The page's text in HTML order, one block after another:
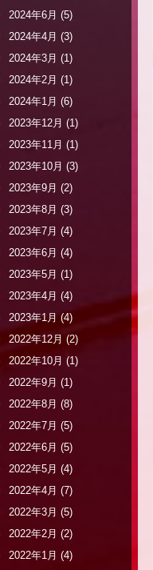
2024年6月 (5)
2024年4月 (3)
2024年3月 (1)
2024年2月 (1)
2024年1月 (6)
2023年12月 (1)
2023年11月 (1)
2023年10月 (3)
2023年9月 (2)
2023年8月 (3)
2023年7月 (4)
2023年6月 (4)
2023年5月 (1)
2023年4月 (4)
2023年1月 (4)
2022年12月 (2)
2022年10月 (1)
2022年9月 (1)
2022年8月 (8)
2022年7月 (5)
2022年6月 (5)
2022年5月 (4)
2022年4月 (7)
2022年3月 (5)
2022年2月 (2)
2022年1月 (4)